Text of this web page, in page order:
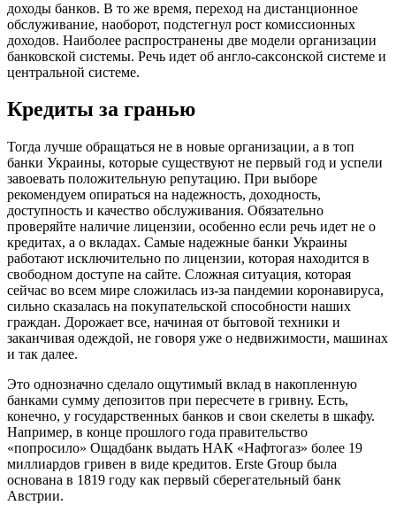
доходы банков. В то же время, переход на дистанционное
обслуживание, наоборот, подстегнул рост комиссионных
доходов. Наиболее распространены две модели организации
банковской системы. Речь идет об англо-саксонской системе и
центральной системе.
Кредиты за гранью
Тогда лучше обращаться не в новые организации, а в топ
банки Украины, которые существуют не первый год и успели
завоевать положительную репутацию. При выборе
рекомендуем опираться на надежность, доходность,
доступность и качество обслуживания. Обязательно
проверяйте наличие лицензии, особенно если речь идет не о
кредитах, а о вкладах. Самые надежные банки Украины
работают исключительно по лицензии, которая находится в
свободном доступе на сайте. Сложная ситуация, которая
сейчас во всем мире сложилась из-за пандемии коронавируса,
сильно сказалась на покупательской способности наших
граждан. Дорожает все, начиная от бытовой техники и
заканчивая одеждой, не говоря уже о недвижимости, машинах
и так далее.
Это однозначно сделало ощутимый вклад в накопленную
банками сумму депозитов при пересчете в гривну. Есть,
конечно, у государственных банков и свои скелеты в шкафу.
Например, в конце прошлого года правительство
«попросило» Ощадбанк выдать НАК «Нафтогаз» более 19
миллиардов гривен в виде кредитов. Erste Group была
основана в 1819 году как первый сберегательный банк
Австрии.